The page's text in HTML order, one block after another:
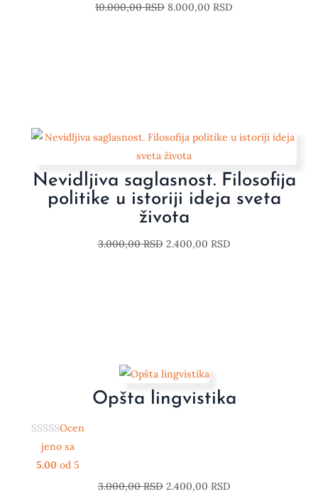
10.000,00RSD 8.000,00 RSD
Nevidljiva saglasnost. Filosofija
politike u istoriji ideja sveta
života
3.000,00RSD 2.400,00 RSD
Opšta lingvistika
Ocen
jeno sa
5.00 od 5
3.000,00RSD 2.400,00 RSD